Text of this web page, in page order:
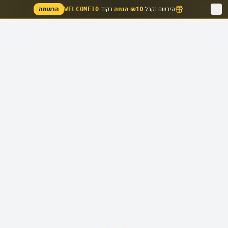
הירשם וקבל₪10 הנחה בקוד WELCOME10 הרשמה